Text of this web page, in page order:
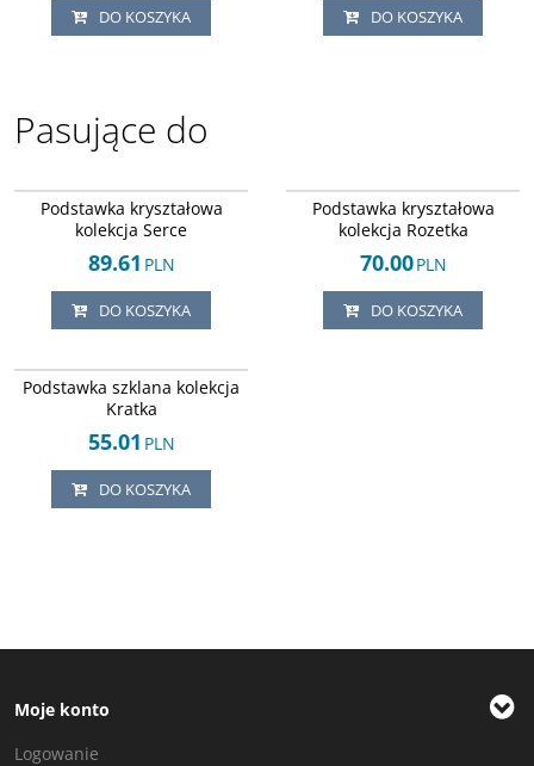
DO KOSZYKA DO KOSZYKA
Pasujące do
Podstawka kryształowa
kolekcja Serce
89.61 PLN
DO KOSZYKA
Podstawka kryształowa
kolekcja Rozetka
70.00PLN
DO KOSZYKA
Podstawka szklana kolekcja
Kratka
55.01 PLN
DO KOSZYKA
Moje konto
Logowanie